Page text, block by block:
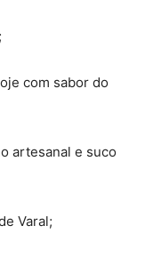
com sabor do
artesanal e suco
Varal;